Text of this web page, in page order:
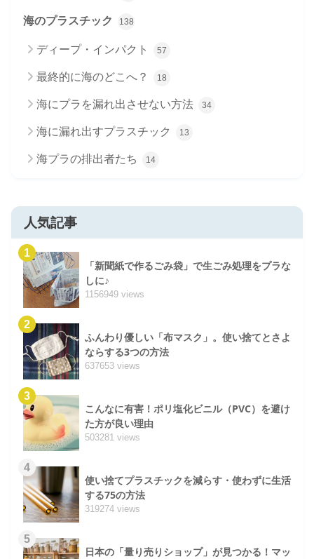
海のプラスチック 138
ディープ・インパクト 57
最終的に海のどこへ？ 18
海にプラを漏れ出させない方法 34
海に漏れ出すプラスチック 13
海プラの排出者たち 14
人気記事
1
「新聞紙で作るごみ袋」で生ごみ処理をプラな
しに♪
1156949 views
2
ふんわり優しい「布マスク」。使い捨てとさよ
ならする3つの方法
637653 views
3
こんなに有害！ポリ塩化ビニル（PVC）を避け
た方が良い理由
503281 views
4
使い捨てプラスチックを減らす・使わずに生活
する75の方法
319274 views
5
日本の「量り売りショップ」が見つかる！マッ